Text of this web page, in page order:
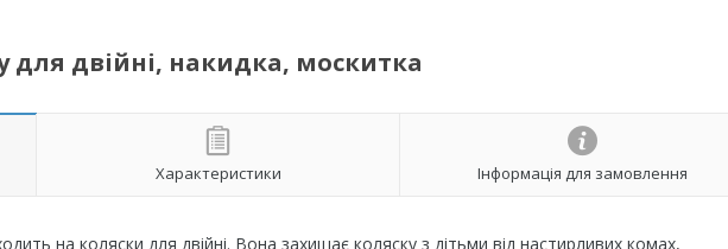
для двійні, накидка, москитка
Характеристики Інформація для замовлення
на коляски для двійні. Вона захищає коляску з дітьми від настирливих комах,